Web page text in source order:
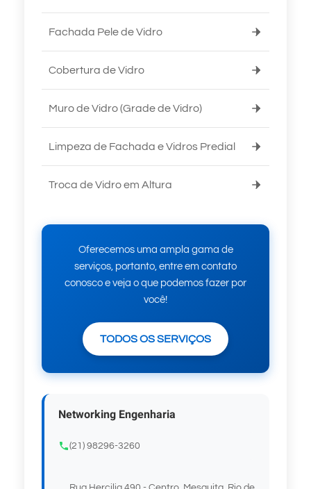
Fachada Pele de Vidro
Cobertura de Vidro
Muro de Vidro (Grade de Vidro)
Limpeza de Fachada e Vidros Predial
Troca de Vidro em Altura
Oferecemos uma ampla gama de
serviços, portanto, entre em contato
conosco e veja o que podemos fazer por
você!
TODOS OS SERVIÇOS
Networking Engenharia
(21) 98296-3260